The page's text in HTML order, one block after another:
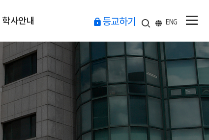
학사안내 등교하기 ENG